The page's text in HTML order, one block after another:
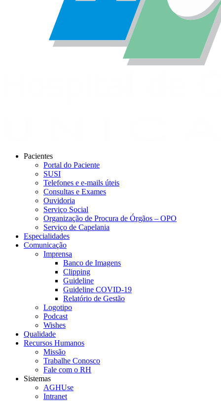
Pacientes
Portal do Paciente
SUSI
Telefones e e-mails úteis
Consultas e Exames
Ouvidoria
Serviço Social
Organização de Procura de Órgãos – OPO
Serviço de Capelania
Especialidades
Comunicação
Imprensa
Banco de Imagens
Clipping
Guideline
Guideline COVID-19
Relatório de Gestão
Logotipo
Podcast
Wishes
Qualidade
Recursos Humanos
Missão
Trabalhe Conosco
Fale com o RH
Sistemas
AGHUse
Intranet